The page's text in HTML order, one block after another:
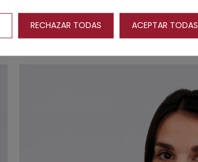
AriadnaHolguín Jimeno
ACEPTAR TODAS
RECHAZAR TODAS